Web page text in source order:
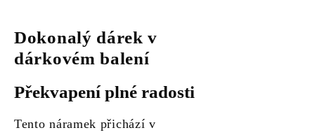
Dokonalý dárek v
dárkovém balení
Překvapení plné radosti
Tento náramek přichází v